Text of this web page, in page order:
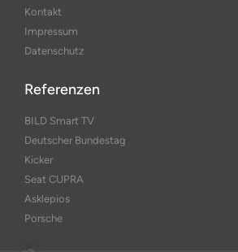
Kontakt
Impressum
Datenschutz
Referenzen
BILD Smart TV
Deutscher Bundestag
Kicker
Seat CUPRA
Asklepios
Porsche